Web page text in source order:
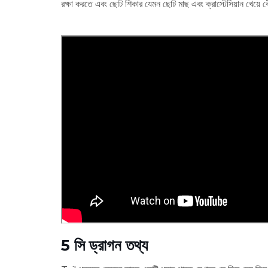
রক্ষা করতে এবং ছোট শিকার যেমন ছোট মাছ এবং ক্রাস্টেসিয়ান খেয়ে
5 সি ড্রাগন তথ্য